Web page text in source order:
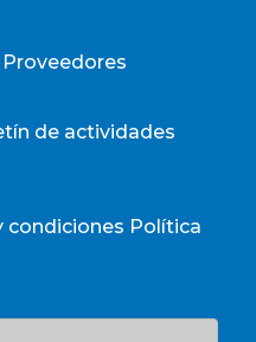
de actividades
condiciones Política